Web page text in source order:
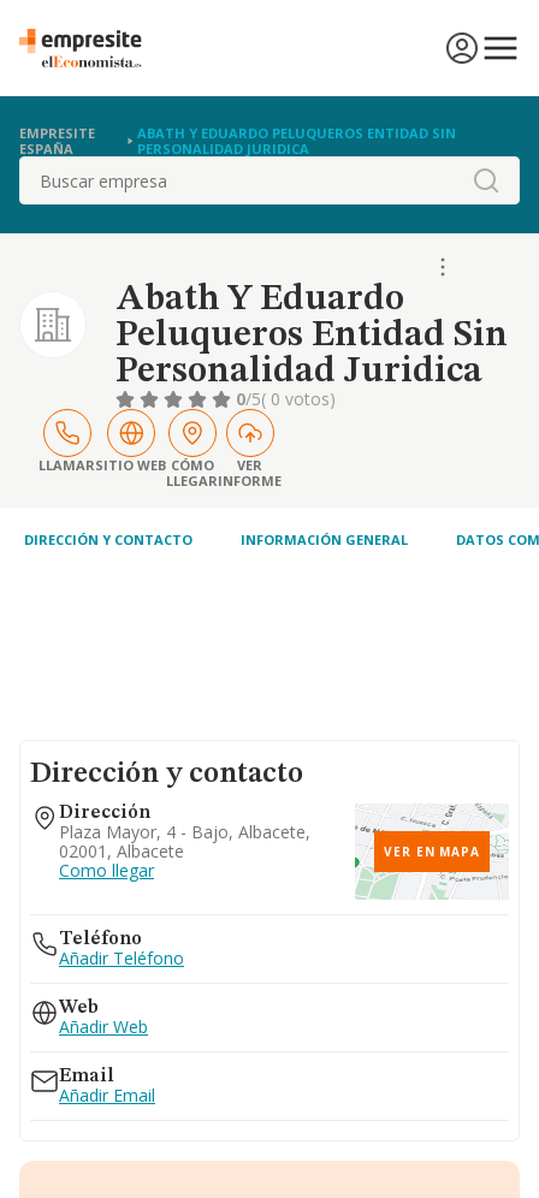
EMPRESITE
ESPAÑA
ABATH Y EDUARDO PELUQUEROS ENTIDAD SIN
PERSONALIDAD JURIDICA
Buscar
Abath Y Eduardo
Peluqueros Entidad Sin
Personalidad Juridica
0/5( 0 votos)
LLAMARSITIO WEB CÓMO
LLEGAR
VER
INFORME
DIRECCIÓN Y CONTACTO INFORMACIÓN GENERAL DATOS
Dirección y contacto
Dirección
Plaza Mayor, 4 - Bajo, Albacete,
02001, Albacete
Como llegar
VER EN MAPA
Teléfono
Añadir Teléfono
Web
Añadir Web
Email
Añadir Email